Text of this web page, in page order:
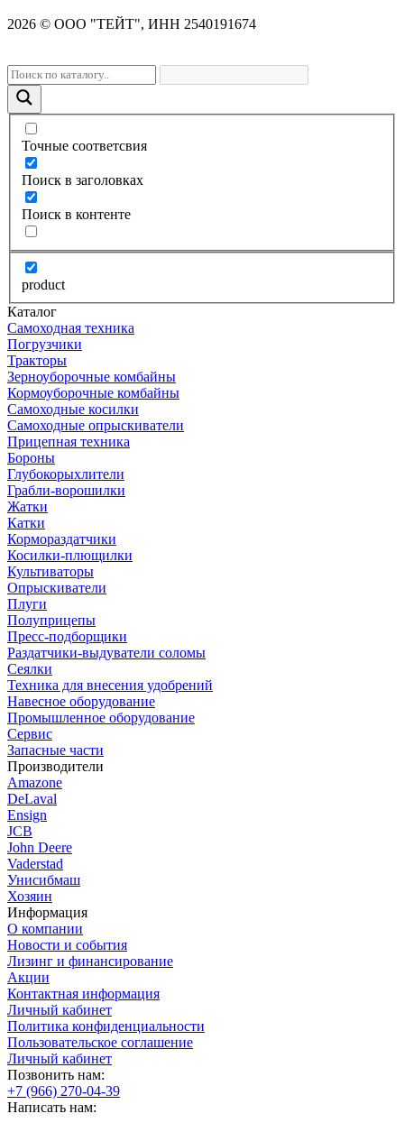
2026 © OOO "ТЕЙТ", ИНН 2540191674
Точные соответсвия
Поиск в заголовках
Поиск в контенте
product
Каталог
Самоходная техника
Погрузчики
Тракторы
Зерноуборочные комбайны
Кормоуборочные комбайны
Самоходные косилки
Самоходные опрыскиватели
Прицепная техника
Бороны
Глубокорыхлители
Грабли-ворошилки
Жатки
Катки
Кормораздатчики
Косилки-плющилки
Культиваторы
Опрыскиватели
Плуги
Полуприцепы
Пресс-подборщики
Раздатчики-выдуватели соломы
Сеялки
Техника для внесения удобрений
Навесное оборудование
Промышленное оборудование
Сервис
Запасные части
Производители
Amazone
DeLaval
Ensign
JCB
John Deere
Vaderstad
Унисибмаш
Хозяин
Информация
О компании
Новости и события
Лизинг и финансирование
Акции
Контактная информация
Личный кабинет
Политика конфиденциальности
Пользовательское соглашение
Личный кабинет
Позвонить нам:
+7 (966) 270-04-39
Написать нам: